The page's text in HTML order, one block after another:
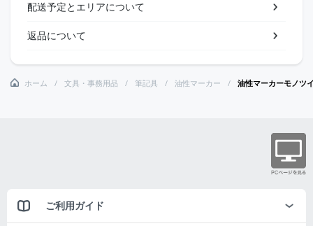
配送予定とエリアについて
返品について
ホーム 文具・事務用品 筆記具 油性マーカー 油性マーカーモノ
ご利用ガイド